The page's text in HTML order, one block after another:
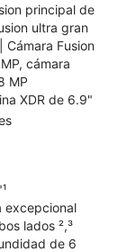
principal de
ultra gran
Fusion
cámara
MP
XDR de 6.9"
excepcional
lados ²,³
de 6